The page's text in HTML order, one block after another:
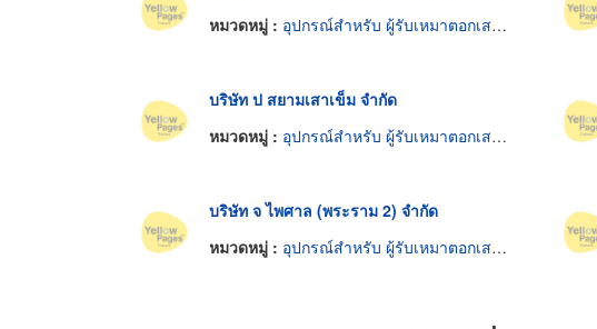
หมวดหมู่ : อุปกรณ์สำหรับ ผู้รับเหมาตอกเสาเข็ม
บริษัท ป สยามเสาเข็ม จำกัด
หมวดหมู่ : อุปกรณ์สำหรับ ผู้รับเหมาตอกเสาเข็ม
บริษัท จ ไพศาล (พระราม 2) จำกัด
หมวดหมู่ : อุปกรณ์สำหรับ ผู้รับเหมาตอกเสาเข็ม